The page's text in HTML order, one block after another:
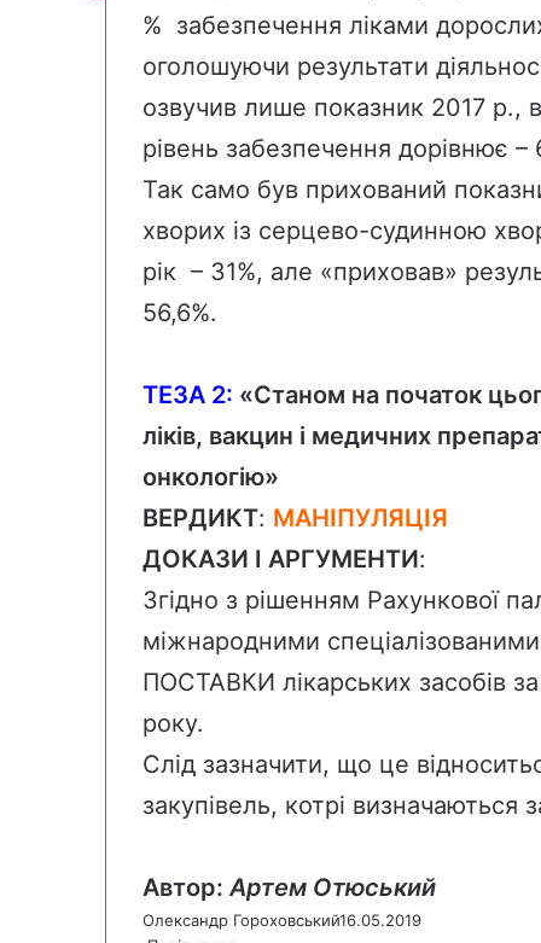
% забезпечення ліками
оголошуючи результати
озвучив лише показник 2017 р.,
рівень забезпечення дорівнює –
Так само був прихований
хворих із серцево-судинною
рік – 31%, але «приховав»
56,6%.
ТЕЗА 2: «Станом на початок
ліків, вакцин і медичних
онкологію»
ВЕРДИКТ: МАНІПУЛЯЦІЯ
ДОКАЗИ І АРГУМЕНТИ:
Згідно з рішенням Рахункової
міжнародними
ПОСТАВКИ лікарських засобів
року.
Слід зазначити, що це
закупівель, котрі
Автор:Артем Отюський
Олександр Гороховський16.05.2019